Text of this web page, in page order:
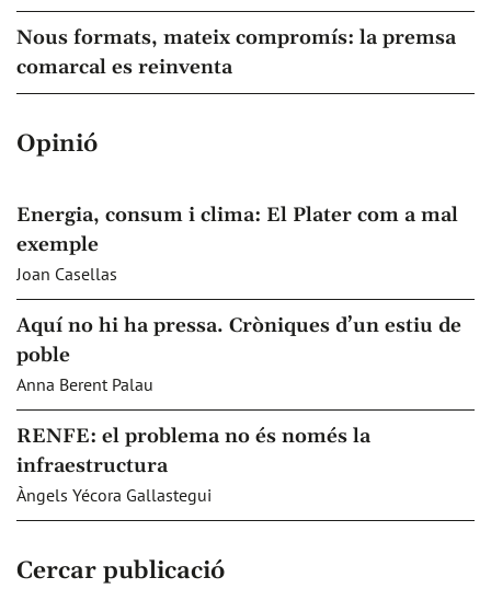
Nous formats, mateix compromís: la premsa
comarcal es reinventa
Opinió
Energia, consum i clima: El Plater com a mal
exemple
Joan Casellas
Aquí no hi ha pressa. Cròniques d’un estiu de
poble
Anna Berent Palau
RENFE: el problema no és només la
infraestructura
Àngels Yécora Gallastegui
Cercar publicació